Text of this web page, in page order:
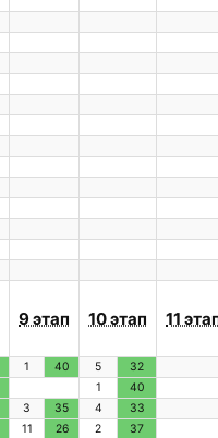
9 этап 10 этап 11
1 40 5
32
1
40
3 35 4
33
11 26 2
37